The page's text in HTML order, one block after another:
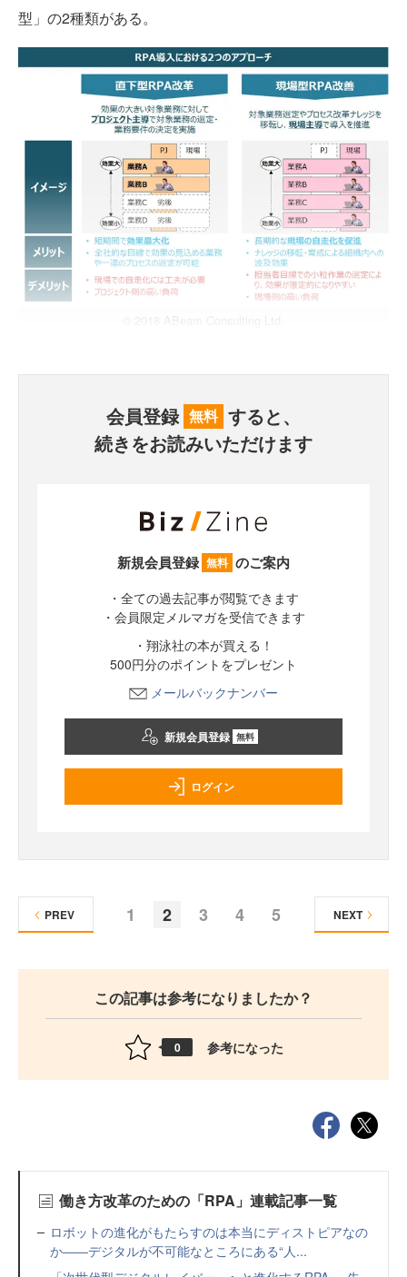
型」の2種類がある。
© 2018 ABeam Consulting Ltd.
会員登録 無料 すると、
続きをお読みいただけます
新規会員登録 無料 のご案内
・全ての過去記事が閲覧できます
・会員限定メルマガを受信できます
・翔泳社の本が買える！
500円分のポイントをプレゼント
メールバックナンバー
新規会員登録 無料
ログイン
1 2 3 4 5
PREV NEXT
この記事は参考になりましたか？
0 参考になった
働き方改革のための「RPA」連載記事一覧
ロボットの進化がもたらすのは本当にディストピアなの
か――デジタルが不可能なところにある“人...